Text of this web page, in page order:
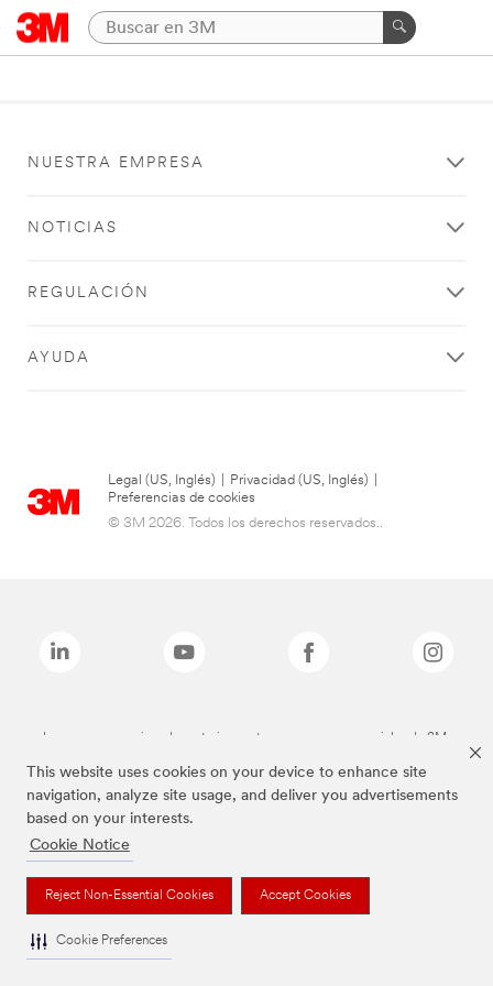
This website uses cookies on your device to enhance site
navigation, analyze site usage, and deliver you advertisements
based on your interests.
Cookie Notice
Reject Non-Essential Cookies Accept Cookies
Cookie Preferences
NUESTRA EMPRESA
NOTICIAS
REGULACIÓN
AYUDA
Legal (US, Inglés) Privacidad (US, Inglés)
Preferencias de cookies
© 3M 2026. Todos los derechos reservados..
Las marcas mencionadas anteriormente son marcas comerciales de 3M.